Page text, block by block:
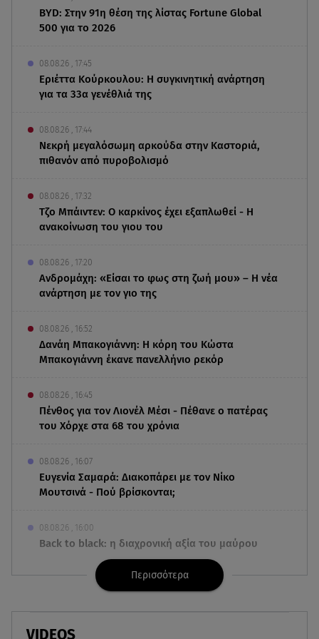
BYD: Στην 91η θέση της λίστας Fortune Global
500 για το 2026
08.08.26 , 17:45
Εριέττα Κούρκουλου: Η συγκινητική ανάρτηση
για τα 33α γενέθλιά της
08.08.26 , 17:44
Νεκρή μεγαλόσωμη αρκούδα στην Καστοριά,
πιθανόν από πυροβολισμό
08.08.26 , 17:32
Τζο Μπάιντεν: Ο καρκίνος έχει εξαπλωθεί - Η
ανακοίνωση του γιου του
08.08.26 , 17:20
Ανδρομάχη: «Είσαι το φως στη ζωή μου» – Η νέα
ανάρτηση με τον γιο της
08.08.26 , 16:52
Δανάη Μπακογιάννη: Η κόρη του Κώστα
Μπακογιάννη έκανε πανελλήνιο ρεκόρ
08.08.26 , 16:45
Πένθος για τον Λιονέλ Μέσι - Πέθανε ο πατέρας
του Χόρχε στα 68 του χρόνια
08.08.26 , 16:07
Ευγενία Σαμαρά: Διακοπάρει με τον Νίκο
Μουτσινά - Πού βρίσκονται;
08.08.26 , 16:00
Back to black: η διαχρονική αξία του μαύρου
στην καλοκαιρινή γκαρνταρόμπα
Δούκισσα Νομικού: Από τη Μύκονο «πετάχτηκε»
Περισσότερα
VIDEOS